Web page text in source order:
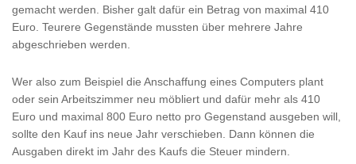
gemacht werden. Bisher galt dafür ein Betrag von maximal 410
Euro. Teurere Gegenstände mussten über mehrere Jahre
abgeschrieben werden.
Wer also zum Beispiel die Anschaffung eines Computers plant
oder sein Arbeitszimmer neu möbliert und dafür mehr als 410
Euro und maximal 800 Euro netto pro Gegenstand ausgeben will,
sollte den Kauf ins neue Jahr verschieben. Dann können die
Ausgaben direkt im Jahr des Kaufs die Steuer mindern.